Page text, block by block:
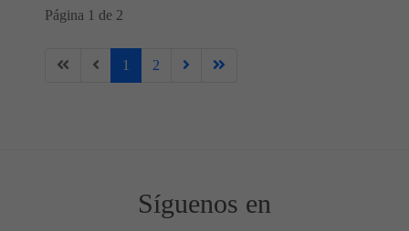
Página 1 de 2
1 2
Síguenos en